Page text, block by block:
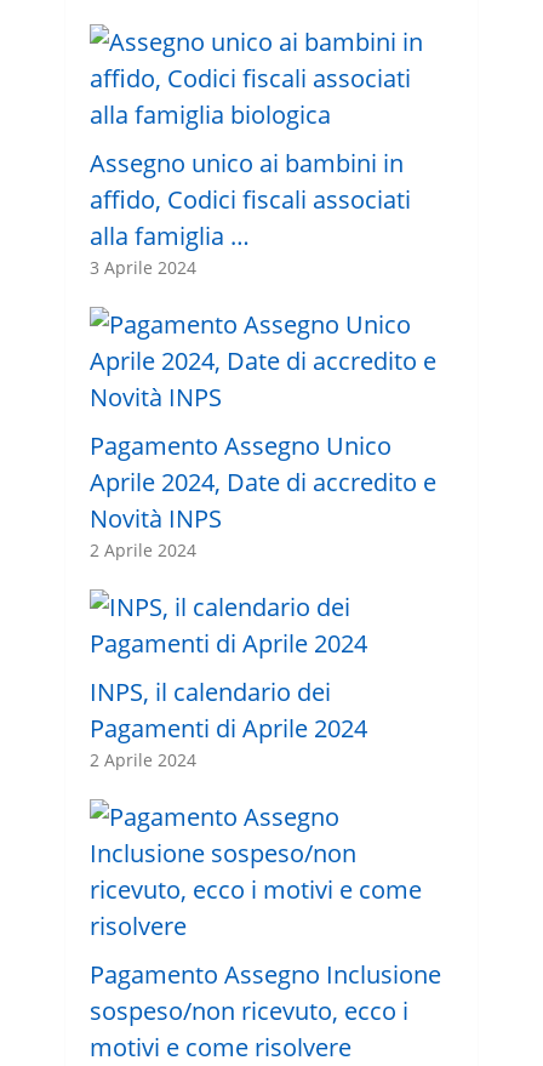
Assegno unico ai bambini in
affido, Codici fiscali associati
alla famiglia …
3 Aprile 2024
Pagamento Assegno Unico
Aprile 2024, Date di accredito e
Novità INPS
2 Aprile 2024
INPS, il calendario dei
Pagamenti di Aprile 2024
2 Aprile 2024
Pagamento Assegno Inclusione
sospeso/non ricevuto, ecco i
motivi e come risolvere